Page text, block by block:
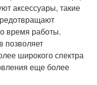
аксессуары, такие
время работы.
позволяет
широкого спектра
еще более